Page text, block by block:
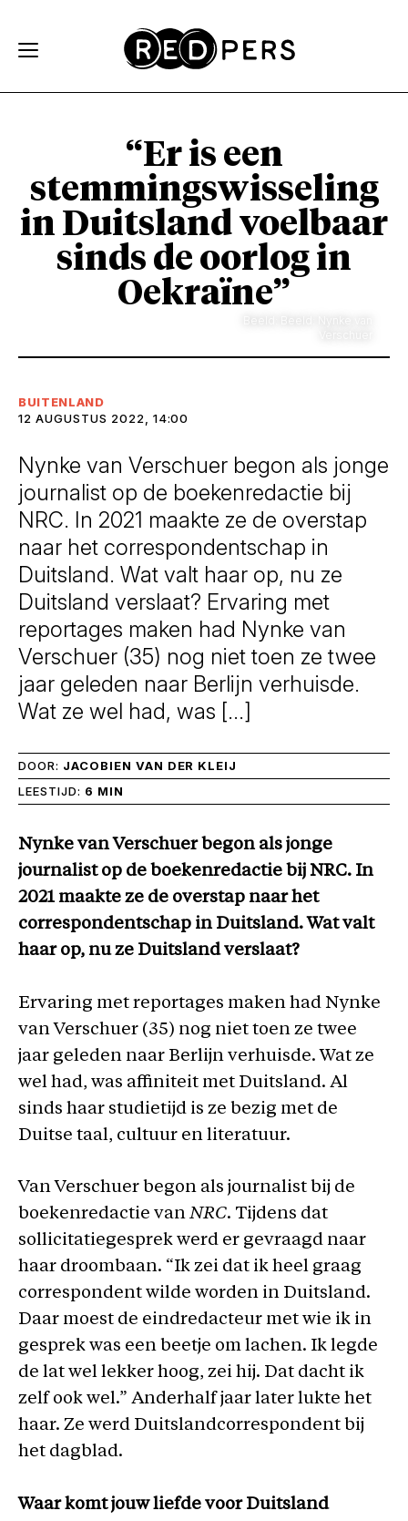
“Er is een
stemmingswisseling
in Duitsland voelbaar
sinds de oorlog in
Oekraïne”
BUITENLAND
12 AUGUSTUS 2022, 14:00
Nynke van Verschuer begon als jonge
journalist op de boekenredactie bij
NRC. In 2021 maakte ze de overstap
naar het correspondentschap in
Duitsland. Wat valt haar op, nu ze
Duitsland verslaat? Ervaring met
reportages maken had Nynke van
Verschuer (35) nog niet toen ze twee
jaar geleden naar Berlijn verhuisde.
Wat ze wel had, was […]
DOOR: JACOBIEN VAN DER KLEIJ
LEESTIJD: 6 MIN
Nynke van Verschuer begon als jonge
journalist op de boekenredactie bij NRC. In
2021 maakte ze de overstap naar het
correspondentschap in Duitsland. Wat valt
haar op, nu ze Duitsland verslaat?
Ervaring met reportages maken had Nynke
van Verschuer (35) nog niet toen ze twee
jaar geleden naar Berlijn verhuisde. Wat ze
wel had, was affiniteit met Duitsland. Al
sinds haar studietijd is ze bezig met de
Duitse taal, cultuur en literatuur.
Van Verschuer begon als journalist bij de
boekenredactie vanNRC. Tijdens dat
sollicitatiegesprek werd er gevraagd naar
haar droombaan. “Ik zei dat ik heel graag
correspondent wilde worden in Duitsland.
Daar moest de eindredacteur met wie ik in
gesprek was een beetje om lachen. Ik legde
de lat wel lekker hoog, zei hij. Dat dacht ik
zelf ook wel.” Anderhalf jaar later lukte het
haar. Ze werd Duitslandcorrespondent bij
het dagblad.
Waar komt jouw liefde voor Duitsland